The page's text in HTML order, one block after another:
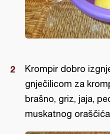
Krompir dobro
gnječilicom za
brašno, griz, jaja,
muskatnog